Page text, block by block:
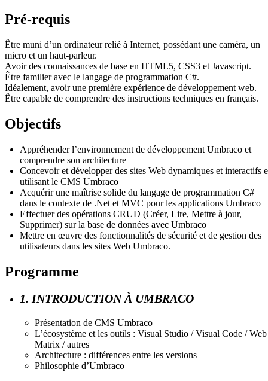
Pré-requis
Être muni d’un ordinateur relié à Internet, possédant une caméra, un
micro et un haut-parleur.
Avoir des connaissances de base en HTML5, CSS3 et Javascript.
Être familier avec le langage de programmation C#.
Idéalement, avoir une première expérience de développement web.
Être capable de comprendre des instructions techniques en français.
Objectifs
Appréhender l’environnement de développement Umbraco et
comprendre son architecture
Concevoir et développer des sites Web dynamiques et interactifs
utilisant le CMS Umbraco
Acquérir une maîtrise solide du langage de programmation C#
dans le contexte de .Net et MVC pour les applications Umbraco
Effectuer des opérations CRUD (Créer, Lire, Mettre à jour,
Supprimer) sur la base de données avec Umbraco
Mettre en œuvre des fonctionnalités de sécurité et de gestion des
utilisateurs dans les sites Web Umbraco.
Programme
1. INTRODUCTION À UMBRACO
Présentation de CMS Umbraco
L’écosystème et les outils : Visual Studio / Visual Code / Web
Matrix / autres
Architecture : différences entre les versions
Philosophie d’Umbraco